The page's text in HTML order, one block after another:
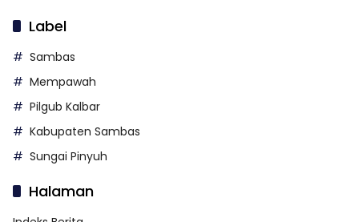
Label
Sambas
Mempawah
Pilgub Kalbar
Kabupaten Sambas
Sungai Pinyuh
Halaman